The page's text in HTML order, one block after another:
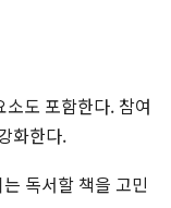
도 포함한다. 참여
화한다.
독서할 책을 고민